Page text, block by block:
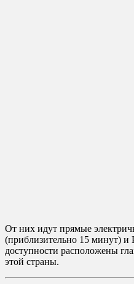
От них идут прямые
(приблизительно 15 минут) и
доступности расположены
этой страны.